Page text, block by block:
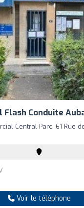
Flash Conduite
Central Parc, 61 Rue
Voir le téléphone